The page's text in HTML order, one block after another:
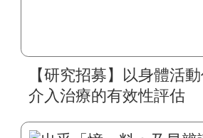
【研究招募】以身體活
介入治療的有效性評估